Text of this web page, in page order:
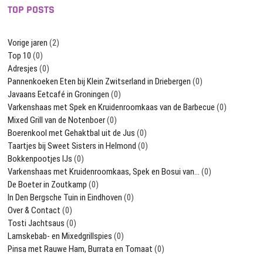
TOP POSTS
Vorige jaren (2)
Top 10 (0)
Adresjes (0)
Pannenkoeken Eten bij Klein Zwitserland in Driebergen (0)
Javaans Eetcafé in Groningen (0)
Varkenshaas met Spek en Kruidenroomkaas van de Barbecue (0)
Mixed Grill van de Notenboer(0)
Boerenkool met Gehaktbal uit de Jus (0)
Taartjes bij Sweet Sisters in Helmond (0)
Bokkenpootjes IJs (0)
Varkenshaas met Kruidenroomkaas, Spek en Bosui van… (0)
De Boeter in Zoutkamp (0)
In Den Bergsche Tuin in Eindhoven (0)
Over & Contact (0)
Tosti Jachtsaus (0)
Lamskebab- en Mixedgrillspies (0)
Pinsa met Rauwe Ham, Burrata en Tomaat (0)